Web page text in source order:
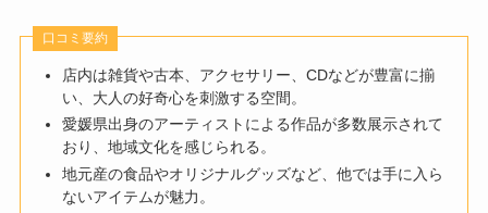
口コミ要約
店内は雑貨や古本、アクセサリー、CDなどが豊富に揃
い、大人の好奇心を刺激する空間。
愛媛県出身のアーティストによる作品が多数展示されて
おり、地域文化を感じられる。
地元産の食品やオリジナルグッズなど、他では手に入ら
ないアイテムが魅力。